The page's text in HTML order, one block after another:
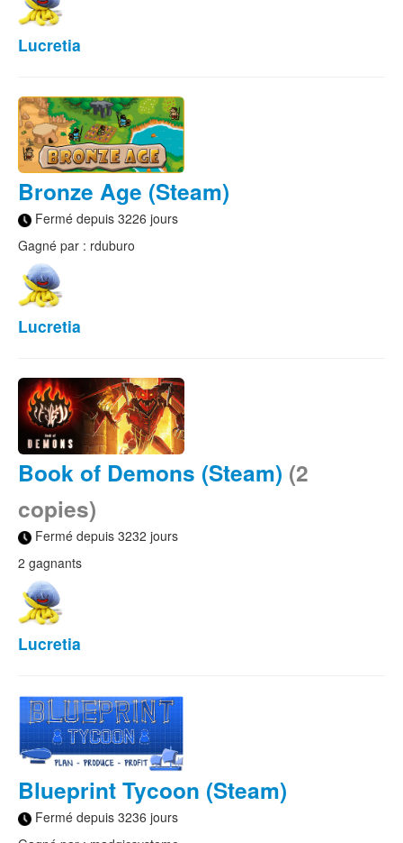
Lucretia
Bronze Age (Steam)
Fermé depuis 3226 jours
Gagné par : rduburo
Lucretia
Book of Demons (Steam) (2
copies)
Fermé depuis 3232 jours
2 gagnants
Lucretia
Blueprint Tycoon (Steam)
Fermé depuis 3236 jours